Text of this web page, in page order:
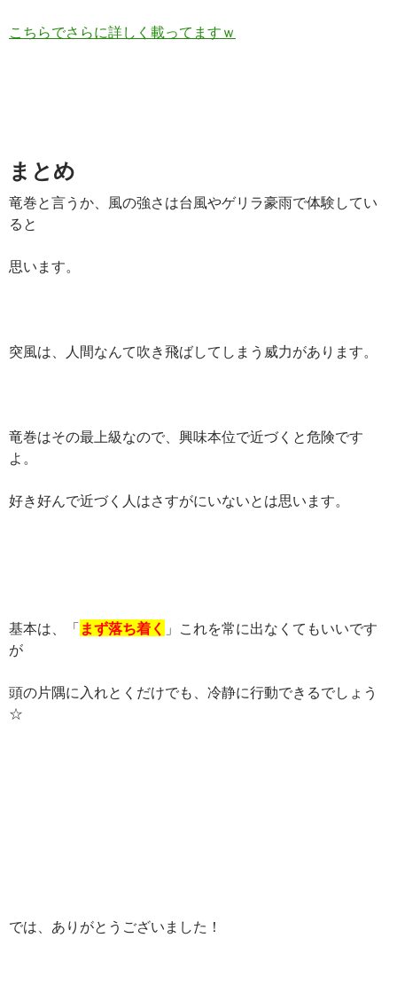
こちらでさらに詳しく載ってますｗ
まとめ
竜巻と言うか、風の強さは台風やゲリラ豪雨で体験してい
ると
思います。
突風は、人間なんて吹き飛ばしてしまう威力があります。
竜巻はその最上級なので、興味本位で近づくと危険です
よ。
好き好んで近づく人はさすがにいないとは思います。
基本は、「 まず落ち着く 」これを常に出なくてもいいです
が
頭の片隅に入れとくだけでも、冷静に行動できるでしょう
☆
では、ありがとうございました！